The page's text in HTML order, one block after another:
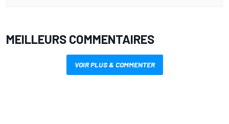
MEILLEURS COMMENTAIRES
VOIR PLUS & COMMENTER